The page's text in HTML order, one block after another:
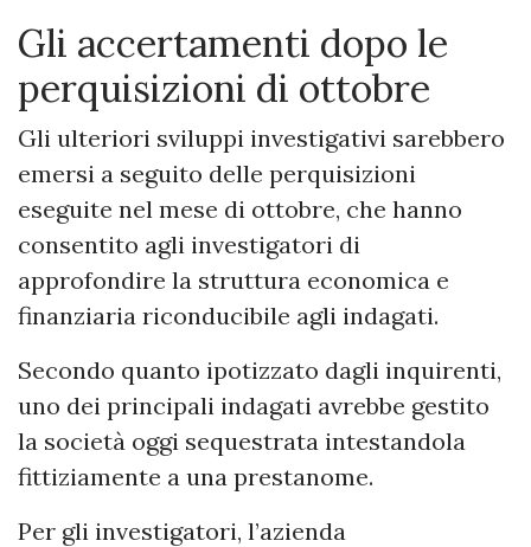
Gli accertamenti dopo le
perquisizioni di ottobre
Gli ulteriori sviluppi investigativi sarebbero
emersi a seguito delle perquisizioni
eseguite nel mese di ottobre, che hanno
consentito agli investigatori di
approfondire la struttura economica e
finanziaria riconducibile agli indagati.
Secondo quanto ipotizzato dagli inquirenti,
uno dei principali indagati avrebbe gestito
la società oggi sequestrata intestandola
fittiziamente a una prestanome.
Per gli investigatori, l’azienda